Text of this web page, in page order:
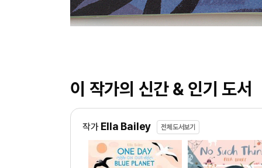
이 작가의 신간 & 인기 도서
작가 Ella Bailey 전체도서보기